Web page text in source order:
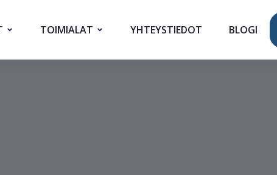
TOIMIALAT YHTEYSTIEDOT BLOGI